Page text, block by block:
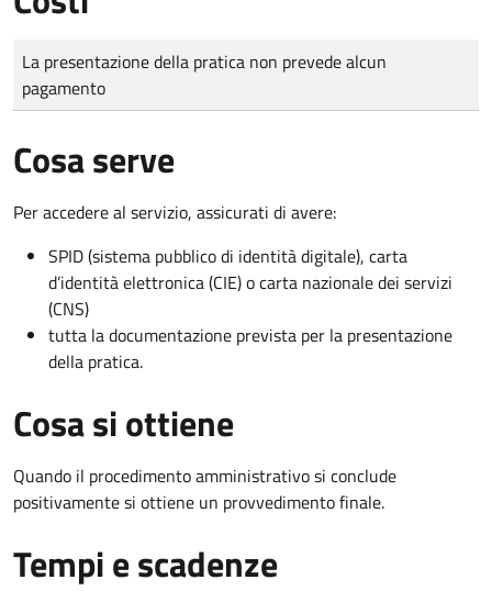
Tipo di pagamento
Importo
La presentazione della pratica non prevede alcun
pagamento
Cosa serve
Per accedere al servizio, assicurati di avere:
SPID (sistema pubblico di identità digitale), carta
d’identità elettronica (CIE) o carta nazionale dei servizi
(CNS)
tutta la documentazione prevista per la presentazione
della pratica.
Cosa si ottiene
Quando il procedimento amministrativo si conclude
positivamente si ottiene un provvedimento finale.
Tempi e scadenze